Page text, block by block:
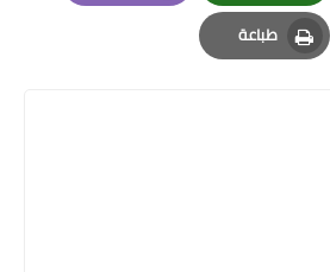
Whatsapp
Email
طباعة
Print